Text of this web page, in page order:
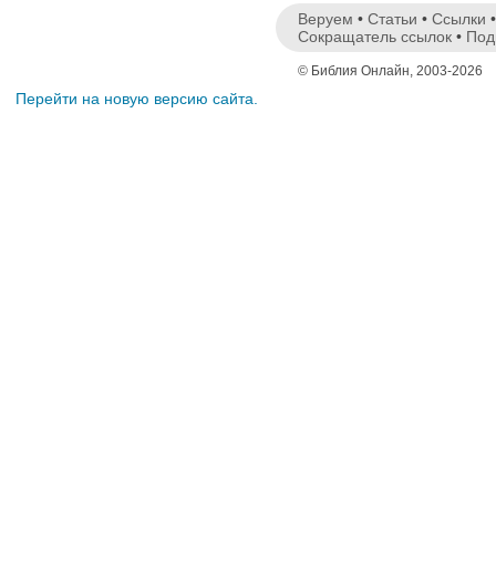
Веруем • Статьи • Ссылки
Сокращатель ссылок •
© Библия Онлайн, 2003-2026
Перейти на новую версию сайта.